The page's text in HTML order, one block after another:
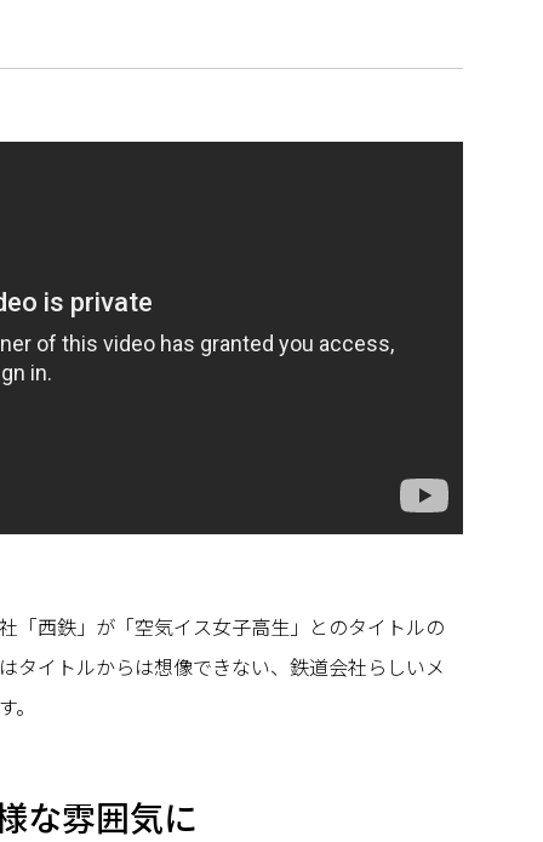
「西鉄」が「空気イス女子高生」とのタイトルの
タイトルからは想像できない、鉄道会社らしいメ
な雰囲気に